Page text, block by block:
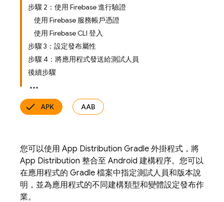
步驟 2：使用 Firebase 進行驗證
使用 Firebase 服務帳戶憑證
使用 Firebase CLI 登入
步驟 3：設定發布屬性
步驟 4：將應用程式發送給測試人員
後續步驟
APK AAB
您可以使用 App Distribution Gradle 外掛程式，將
App Distribution 整合至 Android 建構程序。您可以
在應用程式的 Gradle 檔案中指定測試人員和版本說
明，並為應用程式的不同建構類型和變體設定發布作
業。